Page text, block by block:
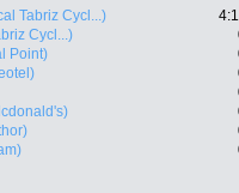
Tabriz Cycl...)
Cycl...)
Point)